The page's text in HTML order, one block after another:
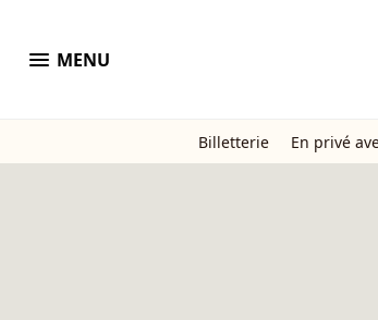
menu MENU
Billetterie En privé